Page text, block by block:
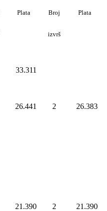
Plata Broj
izvrš
Plata
33.311
26.441 2 26.383
21.390 2 21.390